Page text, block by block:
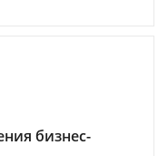
бизнес-